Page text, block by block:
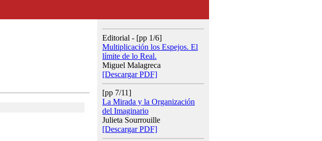
Editorial - [pp 1/6]
Multiplicación los Espejos. El
límite de lo Real.
Miguel Malagreca
[Descargar PDF]
[pp 7/11]
La Mirada y la Organización
del Imaginario
Julieta Sourrouille
[Descargar PDF]